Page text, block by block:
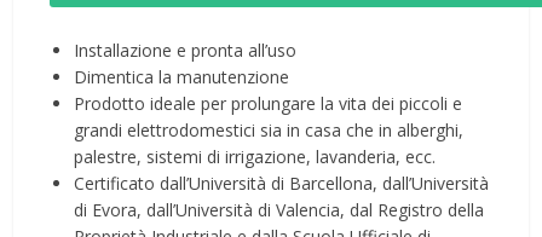
Installazione e pronta all’uso
Dimentica la manutenzione
Prodotto ideale per prolungare la vita dei piccoli e
grandi elettrodomestici sia in casa che in alberghi,
palestre, sistemi di irrigazione, lavanderia, ecc.
Certificato dall’Università di Barcellona, dall’Università
di Evora, dall’Università di Valencia, dal Registro della